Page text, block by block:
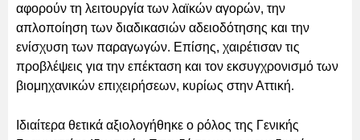
αφορούν τη λειτουργία των λαϊκών αγορών, την
απλοποίηση των διαδικασιών αδειοδότησης και την
ενίσχυση των παραγωγών. Επίσης, χαιρέτισαν τις
προβλέψεις για την επέκταση και τον εκσυγχρονισμό των
βιομηχανικών επιχειρήσεων, κυρίως στην Αττική.
Ιδιαίτερα θετικά αξιολογήθηκε ο ρόλος της Γενικής